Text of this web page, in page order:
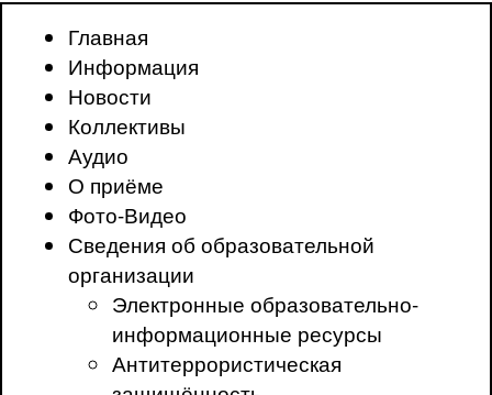
Главная
Информация
Новости
Коллективы
Аудио
О приёме
Фото-Видео
Сведения об образовательной
организации
Электронные образовательно-
информационные ресурсы
Антитеррористическая